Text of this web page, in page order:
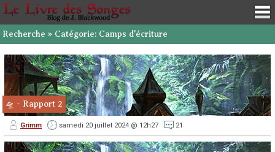
Recherche » Catégorie: Camps d'écriture
🛸 - Rapport 2
Grimm samedi 20 juillet 2024 @ 12h27 21